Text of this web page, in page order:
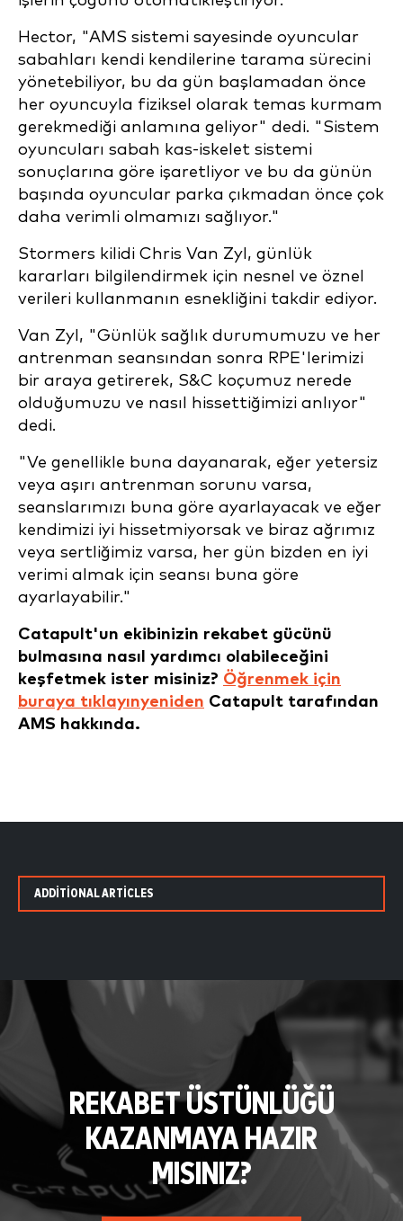
Hector, "AMS sistemi sayesinde oyuncular
sabahları kendi kendilerine tarama sürecini
yönetebiliyor, bu da gün başlamadan önce
her oyuncuyla fiziksel olarak temas kurmam
gerekmediği anlamına geliyor" dedi. "Sistem
oyuncuları sabah kas-iskelet sistemi
sonuçlarına göre işaretliyor ve bu da günün
başında oyuncular parka çıkmadan önce çok
daha verimli olmamızı sağlıyor."
Stormers kilidi Chris Van Zyl, günlük
kararları bilgilendirmek için nesnel ve öznel
verileri kullanmanın esnekliğini takdir ediyor.
Van Zyl, "Günlük sağlık durumumuzu ve her
antrenman seansından sonra RPE'lerimizi
bir araya getirerek, S&C koçumuz nerede
olduğumuzu ve nasıl hissettiğimizi anlıyor"
dedi.
"Ve genellikle buna dayanarak, eğer yetersiz
veya aşırı antrenman sorunu varsa,
seanslarımızı buna göre ayarlayacak ve eğer
kendimizi iyi hissetmiyorsak ve biraz ağrımız
veya sertliğimiz varsa, her gün bizden en iyi
verimi almak için seansı buna göre
ayarlayabilir."
Catapult'un ekibinizin rekabet gücünü
bulmasına nasıl yardımcı olabileceğini
keşfetmek ister misiniz? Öğrenmek için
buraya tıklayınyeniden Catapult tarafından
AMS hakkında.
ADDITIONAL ARTICLES
REKABET ÜSTÜNLÜĞÜ
KAZANMAYA HAZIR
MISINIZ?